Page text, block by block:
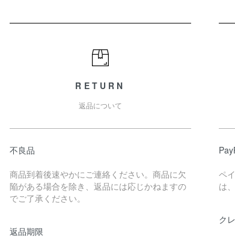
RETURN
返品について
不良品
商品到着後速やかにご連絡ください。商品に欠
陥がある場合を除き、返品には応じかねますの
でご了承ください。
返品期限
ペ
は
ク